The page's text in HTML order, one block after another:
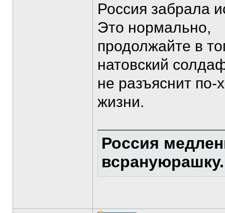
Россия забрала
Это нормально,
продолжайте в
натовский
не разъяснит по-
жизни.
Россия